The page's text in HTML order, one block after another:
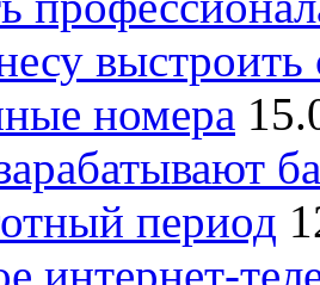
номера
период
интернет-